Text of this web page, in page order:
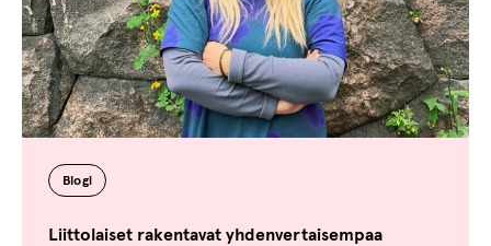
Blogi
Liittolaiset rakentavat yhdenvertaisempaa